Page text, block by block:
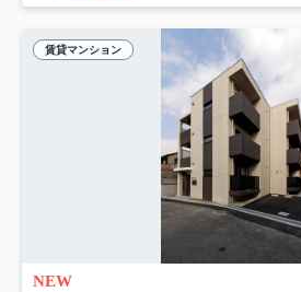
賃貸マンション
NEW